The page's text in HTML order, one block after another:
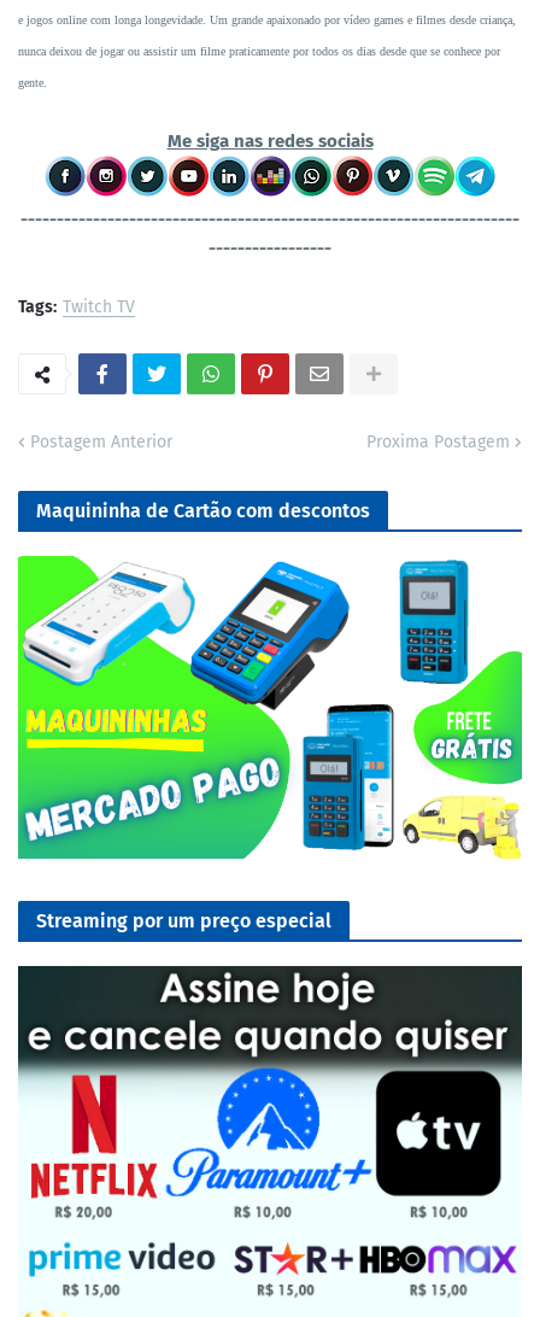
e jogos online com longa longevidade. Um grande apaixonado por vídeo games e filmes desde criança,
nunca deixou de jogar ou assistir um filme praticamente por todos os dias desde que se conhece por
gente.
Me siga nas redes sociais
---------------------------------------------------------------------
-----------------
Tags: Twitch TV
Postagem Anterior Proxima Postagem
Maquininha de Cartão com descontos
Streaming por um preço especial